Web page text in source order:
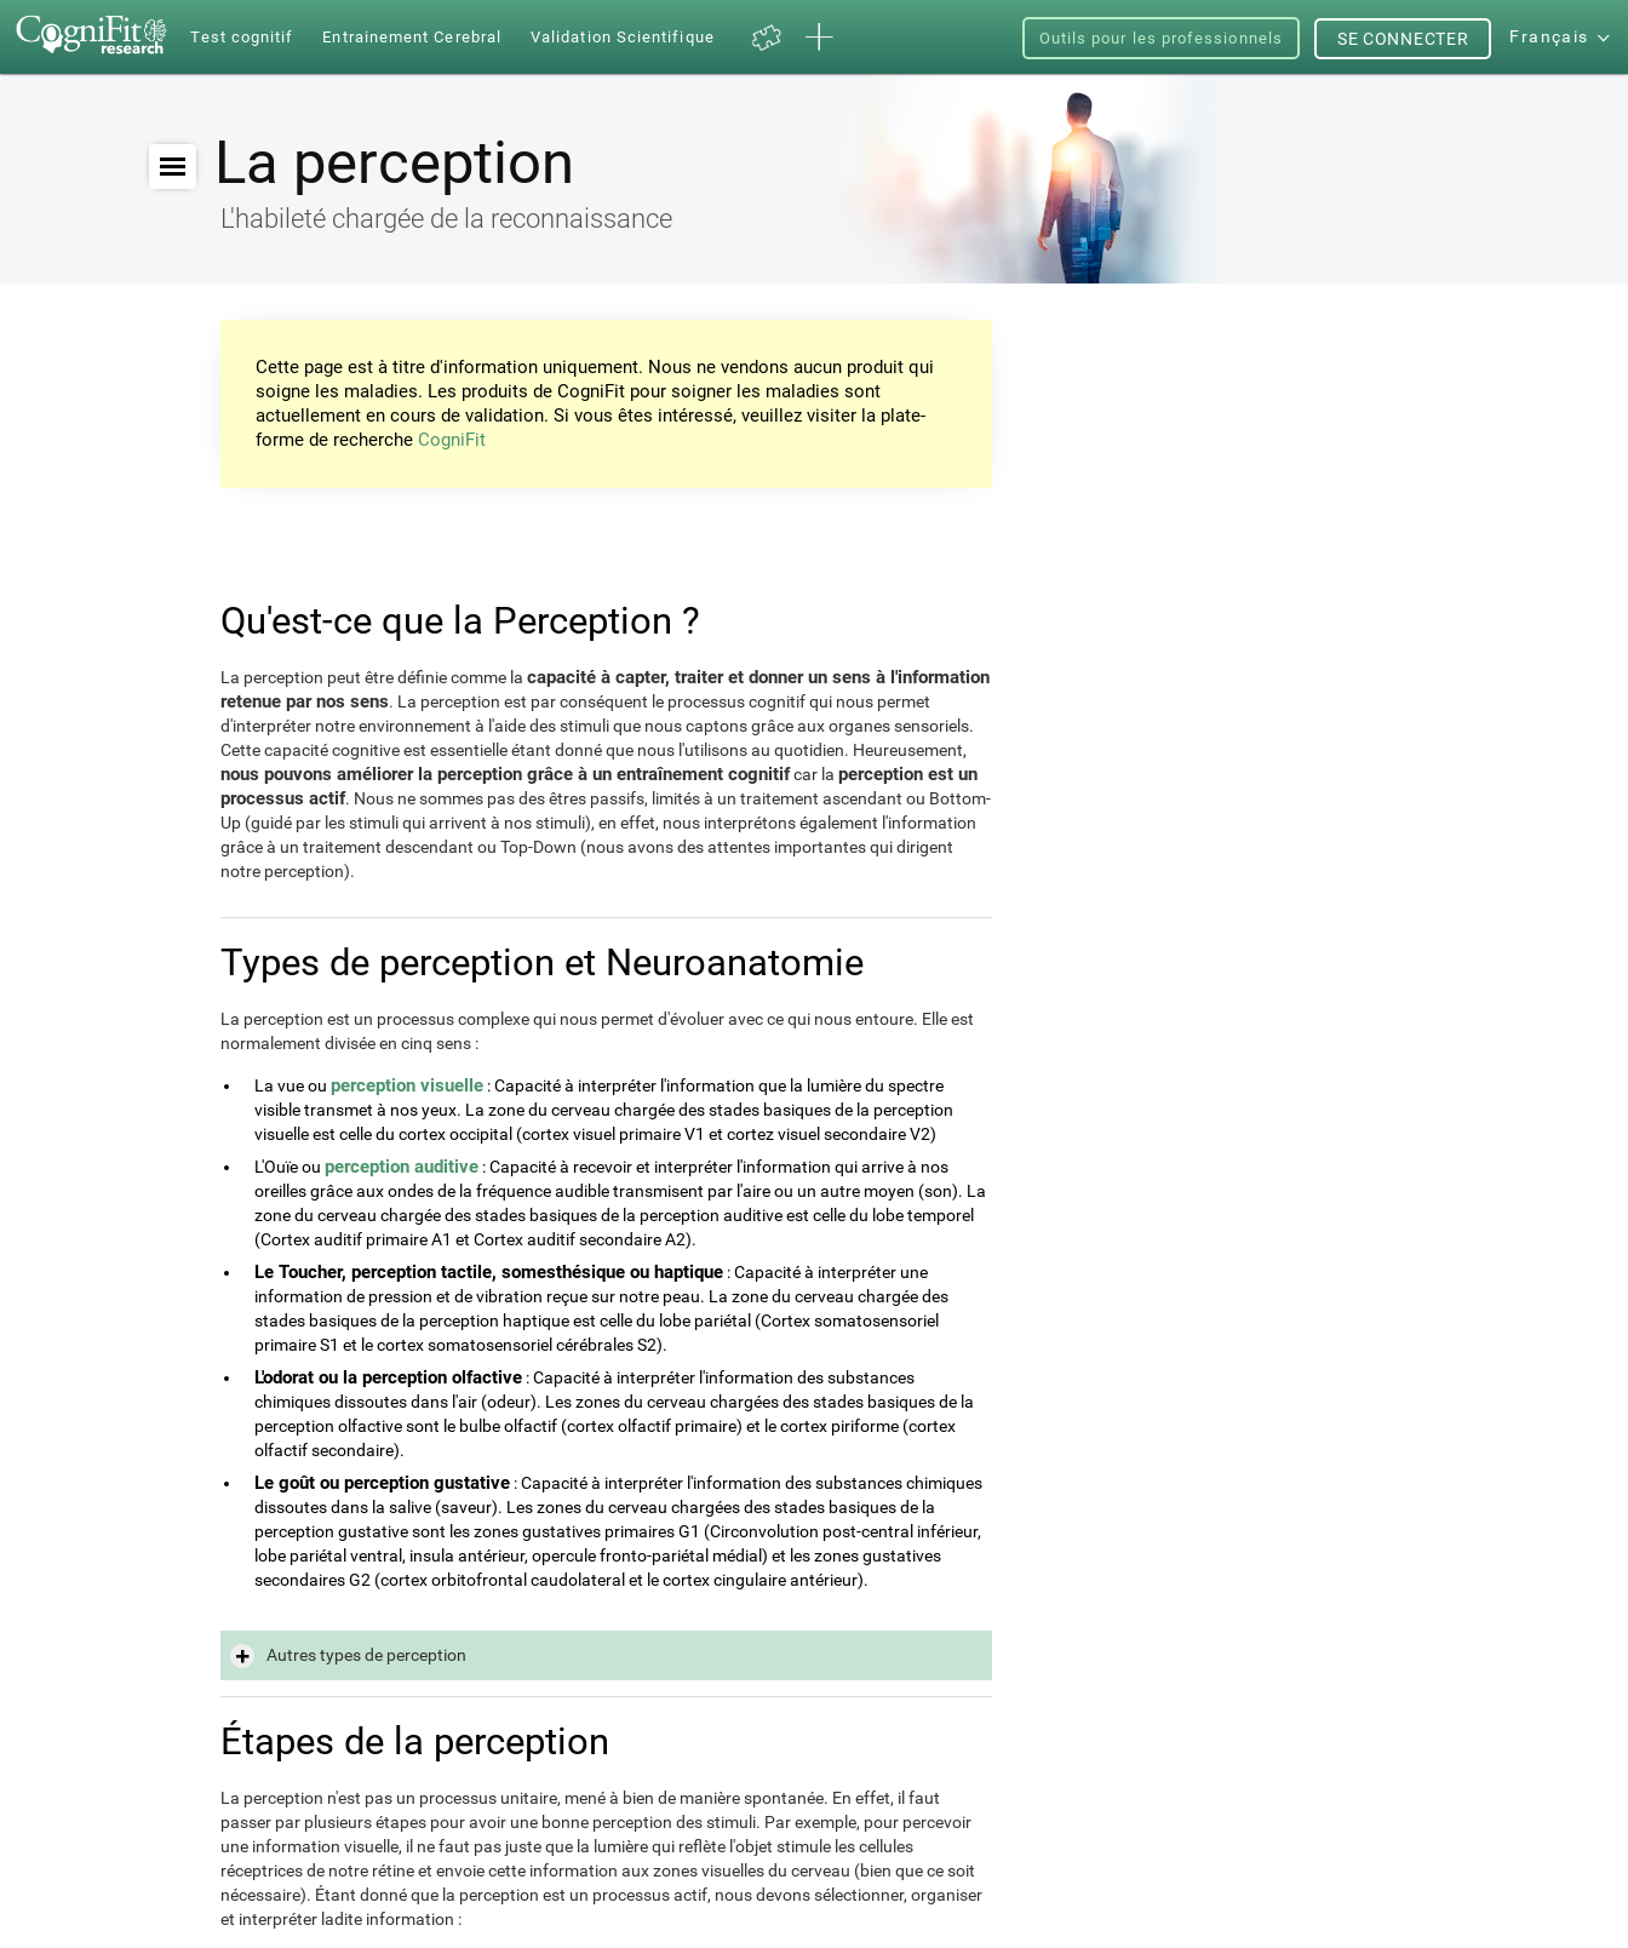
Test cognitif Entrainement Cerebral Validation Scientifique Outils pour les professionnels Français
SE CONNECTER
La perception
L'habileté chargée de la reconnaissance
Cette page est à titre d'information uniquement. Nous ne vendons aucun produit qui
soigne les maladies. Les produits de CogniFit pour soigner les maladies sont
actuellement en cours de validation. Si vous êtes intéressé, veuillez visiter la plate-
forme de recherche CogniFit
Qu'est-ce que la Perception ?
La perception peut être définie comme la capacité à capter, traiter et donner un sens à l'information
retenue par nos sens. La perception est par conséquent le processus cognitif qui nous permet
d'interpréter notre environnement à l'aide des stimuli que nous captons grâce aux organes sensoriels.
Cette capacité cognitive est essentielle étant donné que nous l'utilisons au quotidien. Heureusement,
nous pouvons améliorer la perception grâce à un entraînement cognitifcar la perception est un
processus actif. Nous ne sommes pas des êtres passifs, limités à un traitement ascendant ou Bottom-
Up (guidé par les stimuli qui arrivent à nos stimuli), en effet, nous interprétons également l'information
grâce à un traitement descendant ou Top-Down (nous avons des attentes importantes qui dirigent
notre perception).
Types de perception et Neuroanatomie
La perception est un processus complexe qui nous permet d'évoluer avec ce qui nous entoure. Elle est
normalement divisée en cinq sens :
La vue ou perception visuelle : Capacité à interpréter l'information que la lumière du spectre
visible transmet à nos yeux. La zone du cerveau chargée des stades basiques de la perception
visuelle est celle du cortex occipital (cortex visuel primaire V1 et cortez visuel secondaire V2)
L'Ouïe ou perception auditive : Capacité à recevoir et interpréter l'information qui arrive à nos
oreilles grâce aux ondes de la fréquence audible transmisent par l'aire ou un autre moyen (son). La
zone du cerveau chargée des stades basiques de la perception auditive est celle du lobe temporel
(Cortex auditif primaire A1 et Cortex auditif secondaire A2).
Le Toucher, perception tactile, somesthésique ou haptique : Capacité à interpréter une
information de pression et de vibration reçue sur notre peau. La zone du cerveau chargée des
stades basiques de la perception haptique est celle du lobe pariétal (Cortex somatosensoriel
primaire S1 et le cortex somatosensoriel cérébrales S2).
L'odorat ou la perception olfactive : Capacité à interpréter l'information des substances
chimiques dissoutes dans l'air (odeur). Les zones du cerveau chargées des stades basiques de la
perception olfactive sont le bulbe olfactif (cortex olfactif primaire) et le cortex piriforme (cortex
olfactif secondaire).
Le goût ou perception gustative : Capacité à interpréter l'information des substances chimiques
dissoutes dans la salive (saveur). Les zones du cerveau chargées des stades basiques de la
perception gustative sont les zones gustatives primaires G1 (Circonvolution post-central inférieur,
lobe pariétal ventral, insula antérieur, opercule fronto-pariétal médial) et les zones gustatives
secondaires G2 (cortex orbitofrontal caudolateral et le cortex cingulaire antérieur).
Autres types de perception
Étapes de la perception
La perception n'est pas un processus unitaire, mené à bien de manière spontanée. En effet, il faut
passer par plusieurs étapes pour avoir une bonne perception des stimuli. Par exemple, pour percevoir
une information visuelle, il ne faut pas juste que la lumière qui reflète l'objet stimule les cellules
réceptrices de notre rétine et envoie cette information aux zones visuelles du cerveau (bien que ce soit
nécessaire). Étant donné que la perception est un processus actif, nous devons sélectionner, organiser
et interpréter ladite information :